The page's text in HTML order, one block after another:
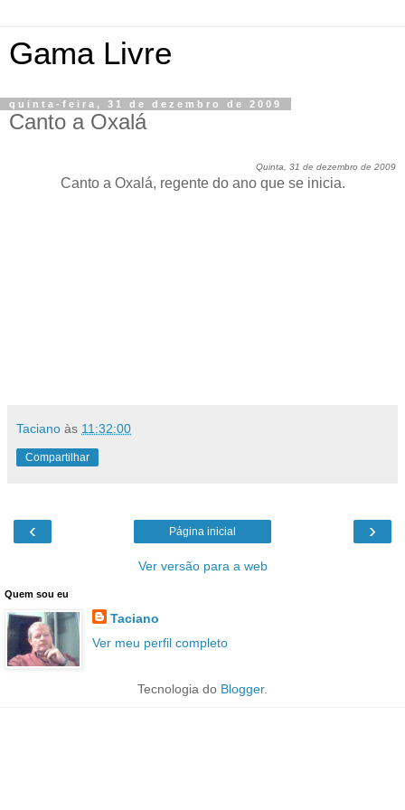
Gama Livre
quinta-feira, 31 de dezembro de 2009
Canto a Oxalá
Quinta, 31 de dezembro de 2009
Canto a Oxalá, regente do ano que se inicia.
Taciano às 11:32:00
Compartilhar
‹ ›
Página inicial
Ver versão para a web
Quem sou eu
Taciano
Ver meu perfil completo
Tecnologia do Blogger.